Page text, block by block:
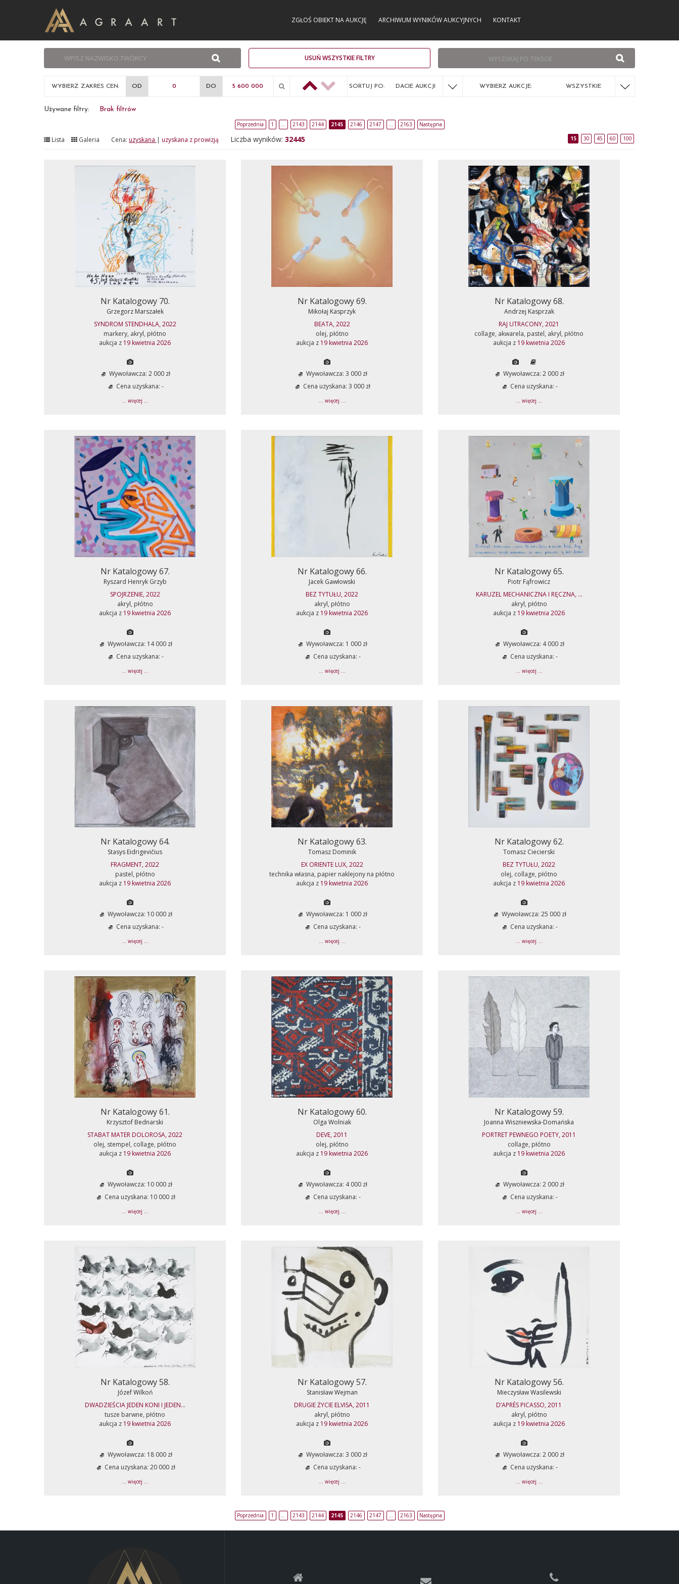
ZGŁOŚ OBIEKT NA AUKCJĘ ARCHIWUM WYNIKÓW AUKCYJNYCH KONTAKT
USUŃ WSZYSTKIE FILTRY
WYBIERZ ZAKRES CEN: OD DO SORTUJ PO: DACIE AUKCJI WYBIERZ AUKCJE: WSZYSTKIE
Używane filtry: Brak filtrów
Poprzednia 1 … 2143 2144 2145 2146 2147 … 2163 Następna
Lista Galeria Cena: uzyskana | uzyskana z prowizją Liczba wyników: 32445 15 30 45 60 100
Nr Katalogowy 70.
Grzegorz Marszałek
SYNDROM STENDHALA, 2022
markery, akryl, płótno
aukcja z 19 kwietnia 2026
Wywoławcza: 2 000 zł
Cena uzyskana: -
... więcej ...
Nr Katalogowy 69.
Mikołaj Kasprzyk
BEATA, 2022
olej, płótno
aukcja z 19 kwietnia 2026
Wywoławcza: 3 000 zł
Cena uzyskana: 3 000 zł
... więcej ...
Nr Katalogowy 68.
Andrzej Kasprzak
RAJ UTRACONY, 2021
collage, akwarela, pastel, akryl, płótno
aukcja z 19 kwietnia 2026
Wywoławcza: 2 000 zł
Cena uzyskana: -
... więcej ...
Nr Katalogowy 67.
Ryszard Henryk Grzyb
SPOJRZENIE, 2022
akryl, płótno
aukcja z 19 kwietnia 2026
Wywoławcza: 14 000 zł
Cena uzyskana: -
... więcej ...
Nr Katalogowy 66.
Jacek Gawłowski
BEZ TYTUŁU, 2022
akryl, płótno
aukcja z 19 kwietnia 2026
Wywoławcza: 1 000 zł
Cena uzyskana: -
... więcej ...
Nr Katalogowy 65.
Piotr Fąfrowicz
KARUZEL MECHANICZNA I RĘCZNA, ...
akryl, płótno
aukcja z 19 kwietnia 2026
Wywoławcza: 4 000 zł
Cena uzyskana: -
... więcej ...
Nr Katalogowy 64.
Stasys Eidrigevičius
FRAGMENT, 2022
pastel, płótno
aukcja z 19 kwietnia 2026
Wywoławcza: 10 000 zł
Cena uzyskana: -
... więcej ...
Nr Katalogowy 63.
Tomasz Dominik
EX ORIENTE LUX, 2022
technika własna, papier naklejony na płótno
aukcja z 19 kwietnia 2026
Wywoławcza: 1 000 zł
Cena uzyskana: -
... więcej ...
Nr Katalogowy 62.
Tomasz Ciecierski
BEZ TYTUŁU, 2022
olej, collage, płótno
aukcja z 19 kwietnia 2026
Wywoławcza: 25 000 zł
Cena uzyskana: -
... więcej ...
Nr Katalogowy 61.
Krzysztof Bednarski
STABAT MATER DOLOROSA, 2022
olej, stempel, collage, płótno
aukcja z 19 kwietnia 2026
Wywoławcza: 10 000 zł
Cena uzyskana: 10 000 zł
... więcej ...
Nr Katalogowy 60.
Olga Wolniak
DEVE, 2011
olej, płótno
aukcja z 19 kwietnia 2026
Wywoławcza: 4 000 zł
Cena uzyskana: -
... więcej ...
Nr Katalogowy 59.
Joanna Wiszniewska-Domańska
PORTRET PEWNEGO POETY, 2011
collage, płótno
aukcja z 19 kwietnia 2026
Wywoławcza: 2 000 zł
Cena uzyskana: -
... więcej ...
Nr Katalogowy 58.
Józef Wilkoń
DWADZIEŚCIA JEDEN KONI I JEDEN...
tusze barwne, płótno
aukcja z 19 kwietnia 2026
Wywoławcza: 18 000 zł
Cena uzyskana: 20 000 zł
... więcej ...
Nr Katalogowy 57.
Stanisław Wejman
DRUGIE ŻYCIE ELVISA, 2011
akryl, płótno
aukcja z 19 kwietnia 2026
Wywoławcza: 3 000 zł
Cena uzyskana: -
... więcej ...
Nr Katalogowy 56.
Mieczysław Wasilewski
D’APRÈS PICASSO, 2011
akryl, płótno
aukcja z 19 kwietnia 2026
Wywoławcza: 2 000 zł
Cena uzyskana: -
... więcej ...
Poprzednia 1 … 2143 2144 2145 2146 2147 … 2163 Następna